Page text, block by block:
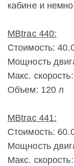
кабине и
MBtrac 440:
Стоимость:
Мощность
Макс.
Объем: 120 л
MBtrac 441:
Стоимость:
Мощность
Макс.